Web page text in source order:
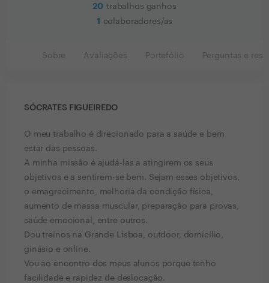
20 trabalhos ganhos
1
colaboradores/as
Sobre Avaliações Portefólio Perguntas e
SÓCRATES FIGUEIREDO
O meu trabalho é direcionado para a saúde e bem
estar das pessoas.
A minha missão é ajudá-las a atingirem os seus
objetivos e a sentirem-se bem. Sejam esses objetivos,
o emagrecimento, melhoria da condição física,
aumento de massa muscular, preparação para provas,
saúde emocional, entre outros.
Dou treinos na Grande Lisboa, outdoor, domicílio,
ginásio e online.
Vou ao encontro dos meus alunos porque tenho
facilidade e rapidez de deslocação.